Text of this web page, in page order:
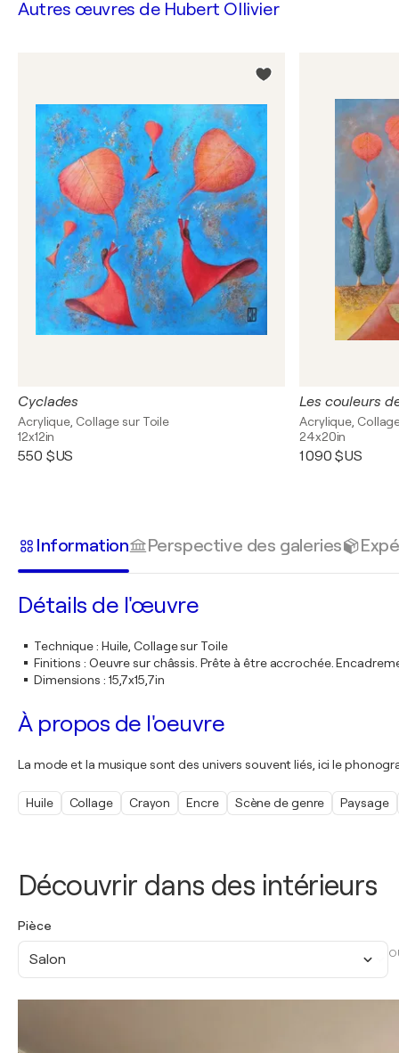
Découvrir dans des intérieurs
Pièce
Salon
Autres œuvres de Hubert Ollivier
Cyclades
Acrylique, Collage sur Toile
12x12in
550 $US
Les couleurs
Acrylique,
24x20in
1 090 $US
Information Perspective des galeries
Détails de l'œuvre
Technique: Huile, Collage sur Toile
Finitions : Oeuvre sur châssis. Prête à être accrochée.
Dimensions : 15,7x15,7in
À propos de l'oeuvre
La mode et la musique sont des univers souvent liés, ici le
Huile Collage Crayon Encre Scène de genre Paysage